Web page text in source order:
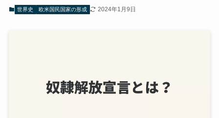
世界史 欧米国民国家の形成 2024年1月9日